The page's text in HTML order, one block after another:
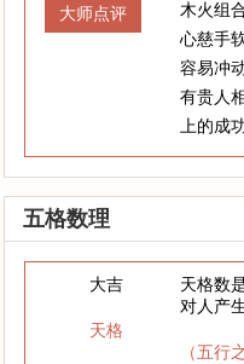
大师点评
木火组
心慈手
容易冲
有贵人
上的成功
五格数理
大吉
天格
天格数
对人产
（五行